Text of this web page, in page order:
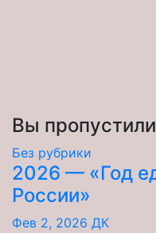
Вы пропустили
Без рубрики
2026 — «Год
России»
Фев 2, 2026 ДК